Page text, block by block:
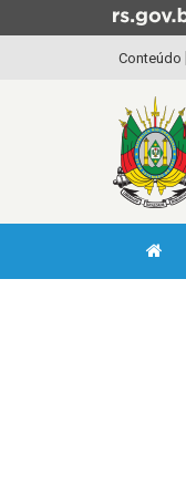
para
Ir
a
Conteúdo